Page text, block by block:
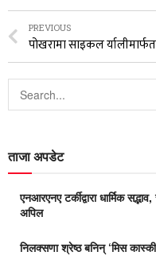
PREVIOUS
ताजा अपडेट
एनआरएनए टर्कीद्वारा धार्मिक
अपिल
निलक्सणा श्रेष्ठ बनिन् ‘मिस